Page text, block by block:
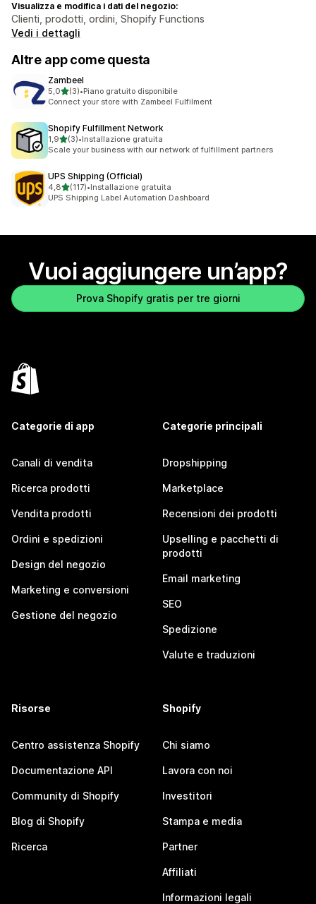
Visualizza e modifica i dati del negozio:
Clienti, prodotti, ordini, Shopify Functions
Vedi i dettagli
Altre app come questa
Zambeel
5,0stelle su 5
(3)
3 recensioni totali
•Piano gratuito disponibile
Connect your store with Zambeel Fulfilment
Shopify Fulfillment Network
1,9stelle su 5
(3)
3 recensioni totali
•Installazione gratuita
Scale your business with our network of fulfillment partners
UPS Shipping (Official)
4,8stelle su 5
(117)
117 recensioni totali
•Installazione gratuita
UPS Shipping Label Automation Dashboard
Vuoi aggiungere un’app?
Prova Shopify gratis per tre giorni
Categorie di app
Canali di vendita
Ricerca prodotti
Vendita prodotti
Ordini e spedizioni
Design del negozio
Marketing e conversioni
Gestione del negozio
Categorie principali
Dropshipping
Marketplace
Recensioni dei prodotti
Upselling e pacchetti di
prodotti
Email marketing
SEO
Spedizione
Valute e traduzioni
Risorse
Centro assistenza Shopify
Documentazione API
Community di Shopify
Blog di Shopify
Ricerca
Shopify
Chi siamo
Lavora con noi
Investitori
Stampa e media
Partner
Affiliati
Informazioni legali